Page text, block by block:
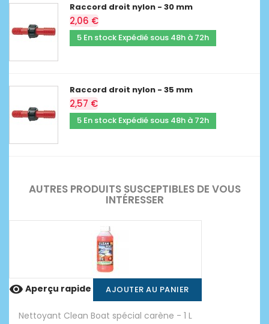
Raccord droit nylon - 30 mm
2,06 €
5 En stock Expédié sous 48h à 72h
Raccord droit nylon - 35 mm
2,57 €
5 En stock Expédié sous 48h à 72h
AUTRES PRODUITS SUSCEPTIBLES DE VOUS
INTÉRESSER
 Aperçu rapide AJOUTER AU PANIER
Nettoyant Clean Boat spécial carène - 1 L